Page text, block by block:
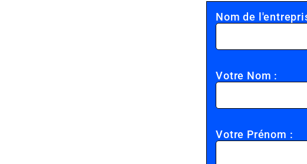
Nom de
Votre Nom :
Votre Prénom :